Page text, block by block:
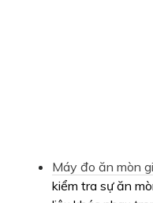
hạt và làm giảm
loại. Hơn nữa,